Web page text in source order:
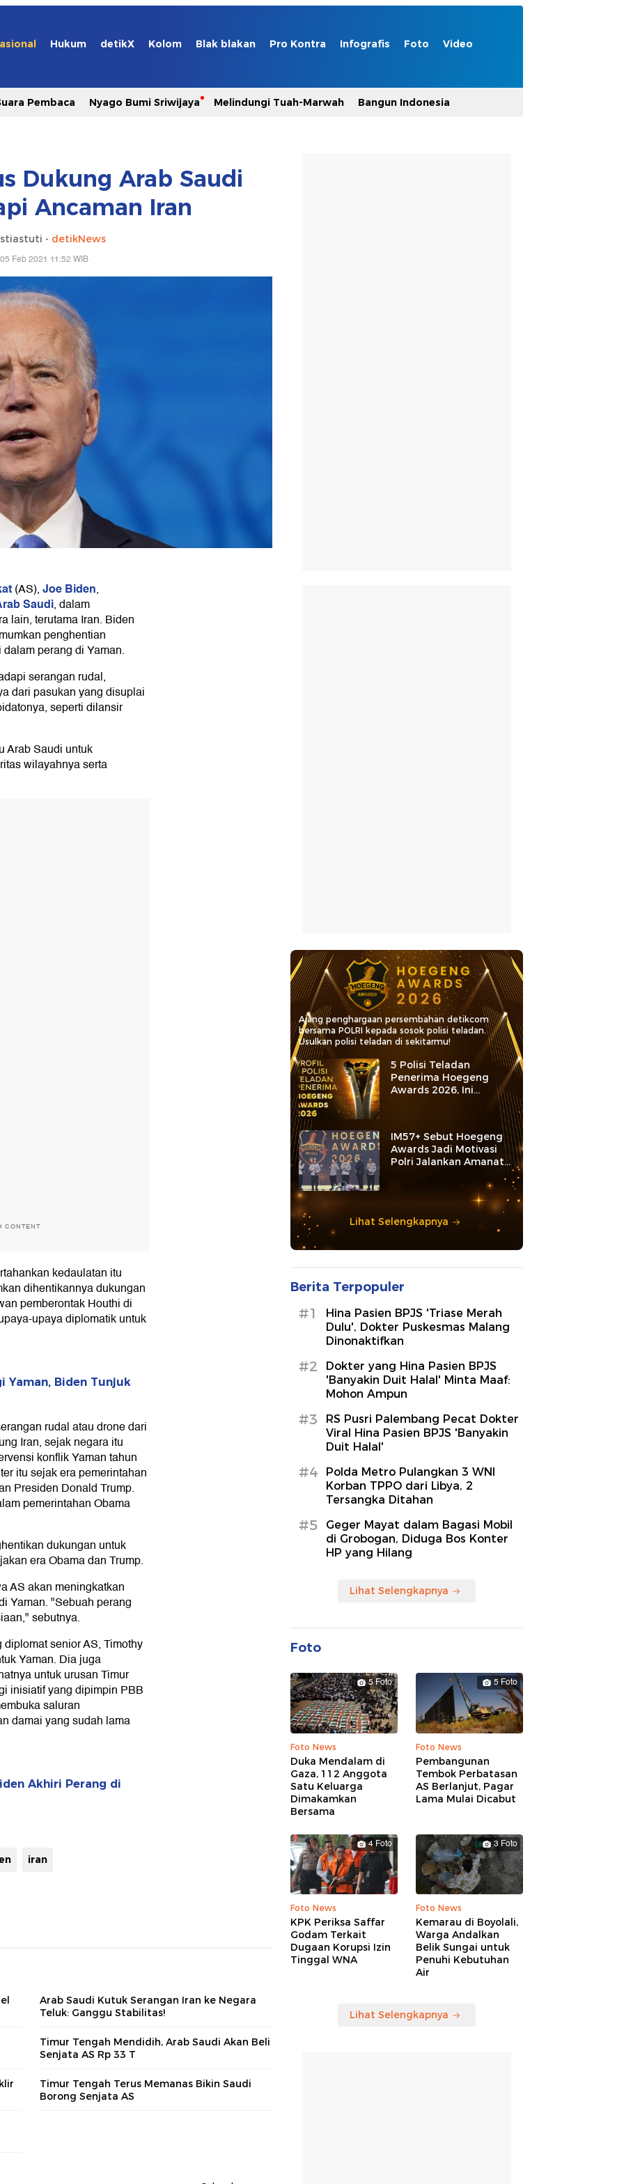
Hukum detikX Kolom Blak blakan Pro Kontra Infografis Foto Video
Pembaca Nyago Bumi Sriwijaya Melindungi Tuah-Marwah Bangun Indonesia
Dukung Arab Saudi
Ancaman Iran
- detikNews
Feb 2021 11:52 WIB
(AS),Joe Biden,
Saudi, dalam
lain, terutama Iran. Biden
penghentian
perang di Yaman.
serangan rudal,
dari pasukan yang disuplai
seperti dilansir
Arab Saudi untuk
wilayahnya serta
CONTENT
kedaulatan itu
dihentikannya dukungan
pemberontak Houthi di
upaya diplomatik untuk
Yaman, Biden Tunjuk
rudal atau drone dari
Iran, sejak negara itu
konflik Yaman tahun
itu sejak era pemerintahan
Presiden Donald Trump.
pemerintahan Obama
dukungan untuk
era Obama dan Trump.
AS akan meningkatkan
Yaman. "Sebuah perang
sebutnya.
senior AS, Timothy
Yaman. Dia juga
untuk urusan Timur
inisiatif yang dipimpin PBB
saluran
damai yang sudah lama
Akhiri Perang di
iran
Arab Saudi Kutuk Serangan Iran ke Negara
Teluk: Ganggu Stabilitas!
Timur Tengah Mendidih, Arab Saudi Akan Beli
Senjata AS Rp 33 T
Timur Tengah Terus Memanas Bikin Saudi
Borong Senjata AS
Ajang penghargaan persembahan detikcom
bersama POLRI kepada sosok polisi teladan.
Usulkan polisi teladan di sekitarmu!
5 Polisi Teladan
Penerima Hoegeng
Awards 2026, Ini
Kategori dan Kiprahnya
IM57+ Sebut Hoegeng
Awards Jadi Motivasi
Polri Jalankan Amanat
Lihat Selengkapnya
Berita Terpopuler
#1
Hina Pasien BPJS 'Triase Merah
Dulu', Dokter Puskesmas Malang
Dinonaktifkan
#2
Dokter yang Hina Pasien BPJS
'Banyakin Duit Halal' Minta Maaf:
Mohon Ampun
#3
RS Pusri Palembang Pecat Dokter
Viral Hina Pasien BPJS 'Banyakin
Duit Halal'
#4
Polda Metro Pulangkan 3 WNI
Korban TPPO dari Libya, 2
Tersangka Ditahan
#5
Geger Mayat dalam Bagasi Mobil
di Grobogan, Diduga Bos Konter
HP yang Hilang
Lihat Selengkapnya
Foto
5 Foto
Foto News
Duka Mendalam di
Gaza, 112 Anggota
Satu Keluarga
Dimakamkan
Bersama
5 Foto
Foto News
Pembangunan
Tembok Perbatasan
AS Berlanjut, Pagar
Lama Mulai Dicabut
4 Foto
Foto News
KPK Periksa Saffar
Godam Terkait
Dugaan Korupsi Izin
Tinggal WNA
3 Foto
Foto News
Kemarau di Boyolali,
Warga Andalkan
Belik Sungai untuk
Penuhi Kebutuhan
Air
Lihat Selengkapnya